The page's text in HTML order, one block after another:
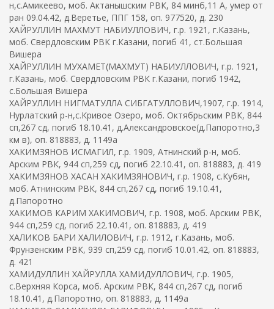
н,с.Амикеево, моб. Актанышским РВК, 84 минб,11 А, умер от
ран 09.04.42, д.Веретье, ППГ 158, оп. 977520, д. 230
ХАЙРУЛЛИН МАХМУТ НАБИУЛЛОВИЧ, г.р. 1921, г.Казань,
моб. Свердловским РВК г.Казани, погиб 41, ст.Большая
Вишера
ХАЙРУЛЛИН МУХАМЕТ(МАХМУТ) НАБИУЛЛОВИЧ, г.р. 1921,
г.Казань, моб. Свердловским РВК г.Казани, погиб 1942,
с.Большая Вишера
ХАЙРУЛЛИН НИГМАТУЛЛА СИБГАТУЛЛОВИЧ,1907, г.р. 1914,
Нурлатский р-н,с.Кривое Озеро, моб. Октябрьским РВК, 844
сп,267 сд, погиб 18.10.41, д.Александровское(д.Папоротно,3
км в), оп. 818883, д. 1149а
ХАКИМЗЯНОВ ИСМАГИЛ, г.р. 1909, Атнинский р-н, моб.
Арским РВК, 944 сп,259 сд, погиб 22.10.41, оп. 818883, д. 419
ХАКИМЗЯНОВ ХАСАН ХАКИМЗЯНОВИЧ, г.р. 1908, с.Кубян,
моб. Атнинским РВК, 844 сп,267 сд, погиб 19.10.41,
д.Папоротно
ХАКИМОВ КАРИМ ХАКИМОВИЧ, г.р. 1908, моб. Арским РВК,
944 сп,259 сд, погиб 22.10.41, оп. 818883, д. 419
ХАЛИКОВ БАРИ ХАЛИЛОВИЧ, г.р. 1912, г.Казань, моб.
Фрунзенским РВК, 939 сп,259 сд, погиб 10.01.42, оп. 818883,
д. 421
ХАМИДУЛЛИН ХАЙРУЛЛА ХАМИДУЛЛОВИЧ, г.р. 1905,
с.Верхняя Корса, моб. Арским РВК, 844 сп,267 сд, погиб
18.10.41, д.Папоротно, оп. 818883, д. 1149а